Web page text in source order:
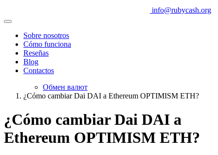
info@rubycash.org
Sobre nosotros
Cómo funciona
Reseñas
Blog
Contactos
Обмен валют
¿Cómo cambiar Dai DAI a Ethereum OPTIMISM ETH?
¿Cómo cambiar Dai DAI a
Ethereum OPTIMISM ETH?